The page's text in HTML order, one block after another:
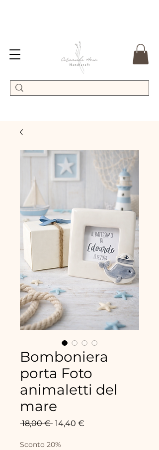
Bomboniera
porta Foto
animaletti del
mare
18,00 € Standardpreis
14,40 €
Sconto 20%